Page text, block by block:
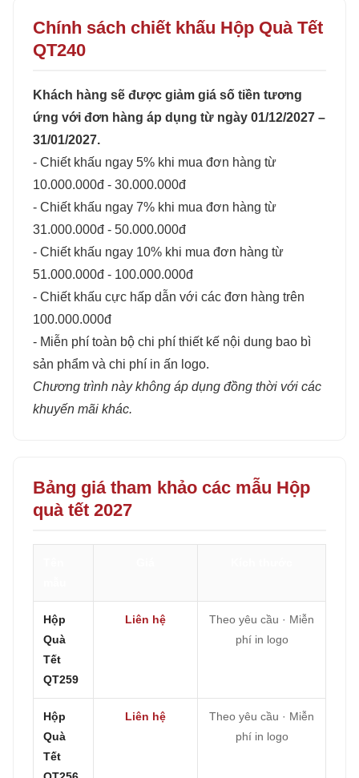
Chính sách chiết khấu Hộp Quà Tết
QT240
Khách hàng sẽ được giảm giá số tiền tương
ứng với đơn hàng áp dụng từ ngày 01/12/2027 –
31/01/2027.
- Chiết khấu ngay 5% khi mua đơn hàng từ
10.000.000đ - 30.000.000đ
- Chiết khấu ngay 7% khi mua đơn hàng từ
31.000.000đ - 50.000.000đ
- Chiết khấu ngay 10% khi mua đơn hàng từ
51.000.000đ - 100.000.000đ
- Chiết khấu cực hấp dẫn với các đơn hàng trên
100.000.000đ
- Miễn phí toàn bộ chi phí thiết kế nội dung bao bì
sản phẩm và chi phí in ấn logo.
Chương trình này không áp dụng đồng thời với các
khuyến mãi khác.
Bảng giá tham khảo các mẫu Hộp
quà tết 2027
Hộp
Quà
Tết
QT259
Liên hệ
Theo yêu cầu · Miễn
phí in logo
Hộp
Quà
Tết
Liên hệ
Theo yêu cầu · Miễn
phí in logo